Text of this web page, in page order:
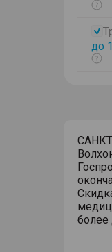
до
более